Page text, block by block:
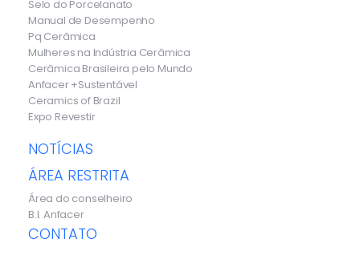
Selo do Porcelanato
Manual de Desempenho
Pq Cerâmica
Mulheres na Indústria Cerâmica
Cerâmica Brasileira pelo Mundo
Anfacer +Sustentável
Ceramics of Brazil
Expo Revestir
NOTÍCIAS
ÁREA RESTRITA
Área do conselheiro
B.I. Anfacer
CONTATO